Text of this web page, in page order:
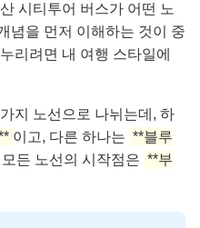
시티투어 버스가 어떤 노
념을 먼저 이해하는 것이 중
리려면 내 여행 스타일에
지 노선으로 나뉘는데, 하
이고, 다른 하나는 **블루
든 노선의 시작점은 **부